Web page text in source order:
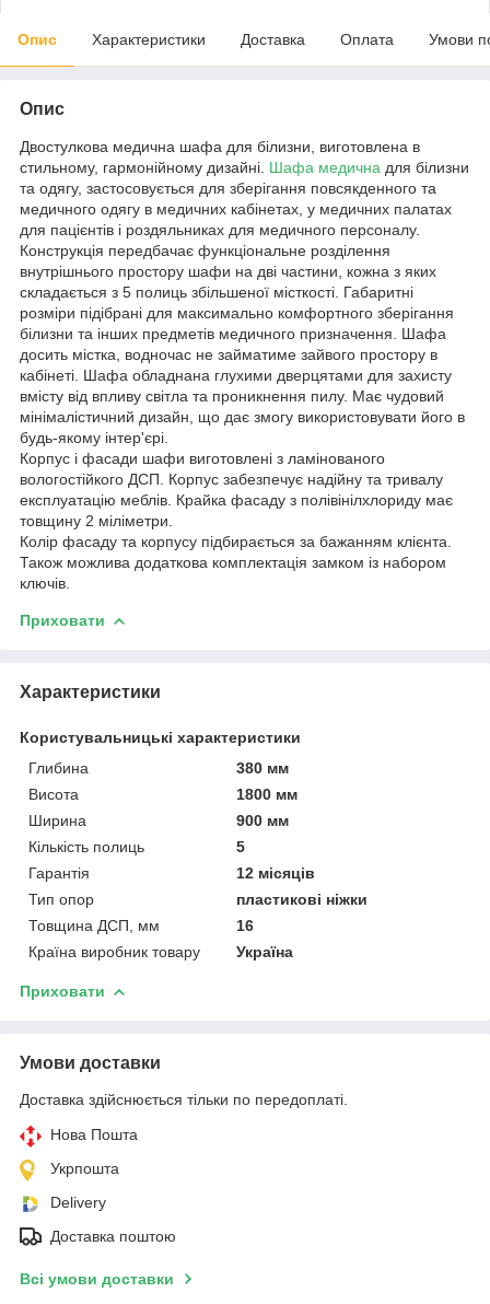
Опис Характеристики Доставка Оплата Умови
Опис
Двостулкова медична шафа для білизни, виготовлена в
стильному, гармонійному дизайні. Шафа медична для білизни
та одягу, застосовується для зберігання повсякденного та
медичного одягу в медичних кабінетах, у медичних палатах
для пацієнтів і роздяльниках для медичного персоналу.
Конструкція передбачає функціональне розділення
внутрішнього простору шафи на дві частини, кожна з яких
складається з 5 полиць збільшеної місткості. Габаритні
розміри підібрані для максимально комфортного зберігання
білизни та інших предметів медичного призначення. Шафа
досить містка, водночас не займатиме зайвого простору в
кабінеті. Шафа обладнана глухими дверцятами для захисту
вмісту від впливу світла та проникнення пилу. Має чудовий
мінімалістичний дизайн, що дає змогу використовувати його в
будь-якому інтер'єрі.
Корпус і фасади шафи виготовлені з ламінованого
вологостійкого ДСП. Корпус забезпечує надійну та тривалу
експлуатацію меблів. Крайка фасаду з полівінілхлориду має
товщину 2 міліметри.
Колір фасаду та корпусу підбирається за бажанням клієнта.
Також можлива додаткова комплектація замком із набором
ключів.
Приховати
Характеристики
Користувальницькі характеристики
Глибина
380 мм
Висота
1800 мм
Ширина
900 мм
Кількість полиць
5
Гарантія
12 місяців
Тип опор
пластикові ніжки
Товщина ДСП, мм
16
Країна виробник товару
Україна
Приховати
Умови доставки
Доставка здійснюється тільки по передоплаті.
Нова Пошта
Укрпошта
Delivery
Доставка поштою
Всі умови доставки